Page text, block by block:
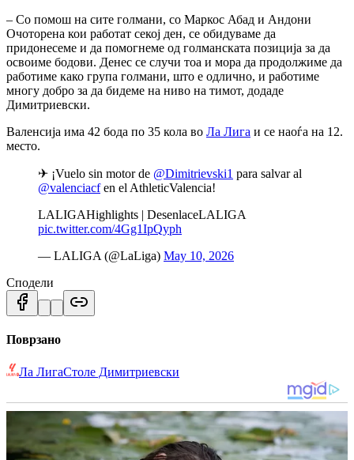
– Со помош на сите голмани, со Маркос Абад и Андони
Очоторена кои работат секој ден, се обидуваме да
придонесеме и да помогнеме од голманската позиција за да
освоиме бодови. Денес се случи тоа и мора да продолжиме да
работиме како група голмани, што е одлично, и работиме
многу добро за да бидеме на ниво на тимот, додаде
Димитриевски.
Валенсија има 42 бода по 35 кола во Ла Лига и се наоѓа на 12.
место.
✈ ¡Vuelo sin motor de @Dimitrievski1 para salvar al
@valenciacfen el AthleticValencia!
LALIGAHighlights | DesenlaceLALIGA
pic.twitter.com/4Gg1IpQyph
— LALIGA (@LaLiga) May 10, 2026
Сподели
Поврзано
Ла ЛигаСтоле Димитриевски